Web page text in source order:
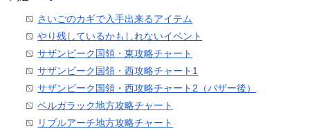
さいごのカギで入手出来るアイテム
やり残しているかもしれないイベント
サザンビーク国領・東攻略チャート
サザンビーク国領・西攻略チャート1
サザンビーク国領・西攻略チャート2（バザー後）
ベルガラック地方攻略チャート
リブルアーチ地方攻略チャート